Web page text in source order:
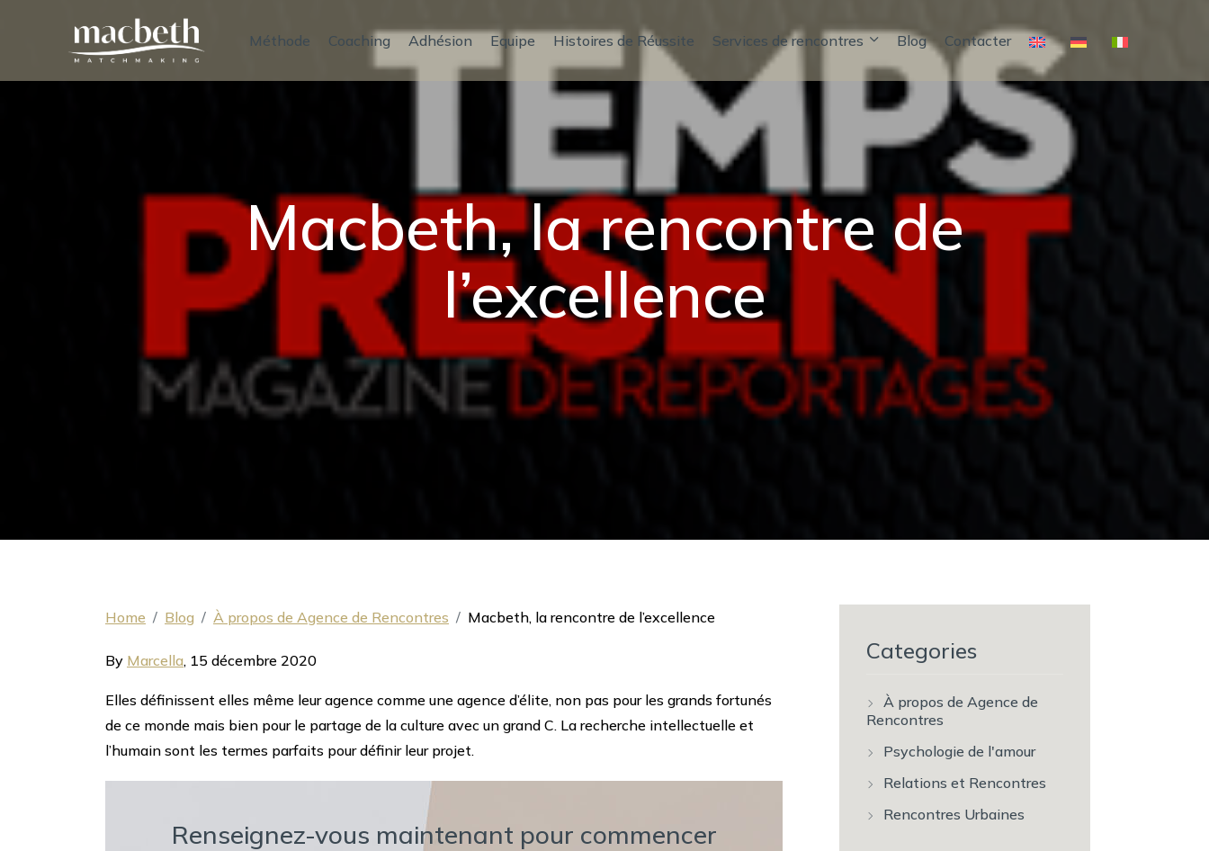
Méthode Coaching Adhésion Equipe Histoires de Réussite Services de rencontres Blog Contacter
Macbeth, la rencontre de
l’excellence
Home Blog À propos de Agence de Rencontres Macbeth, la rencontre de l’excellence
By Marcella, 15 décembre 2020
Elles définissent elles même leur agence comme une agence d’élite, non pas pour les grands fortunés
de ce monde mais bien pour le partage de la culture avec un grand C. La recherche intellectuelle et
l’humain sont les termes parfaits pour définir leur projet.
Renseignez-vous maintenant pour commencer
Categories
À propos de Agence de
Rencontres
Psychologie de l'amour
Relations et Rencontres
Rencontres Urbaines